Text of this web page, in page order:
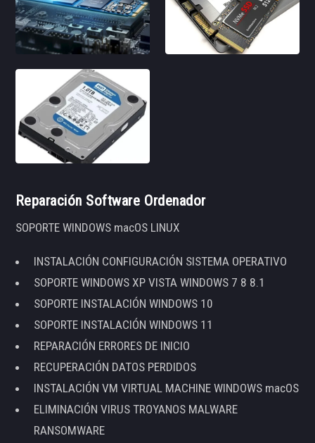
Reparación Software Ordenador
SOPORTE WINDOWS macOS LINUX
INSTALACIÓN CONFIGURACIÓN SISTEMA OPERATIVO
SOPORTE WINDOWS XP VISTA WINDOWS 7 8 8.1
SOPORTE INSTALACIÓN WINDOWS 10
SOPORTE INSTALACIÓN WINDOWS 11
REPARACIÓN ERRORES DE INICIO
RECUPERACIÓN DATOS PERDIDOS
INSTALACIÓN VM VIRTUAL MACHINE WINDOWS macOS
ELIMINACIÓN VIRUS TROYANOS MALWARE
RANSOMWARE